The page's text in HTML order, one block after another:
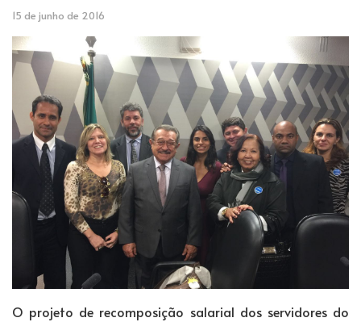
15 de junho de 2016
O projeto de recomposição salarial dos servidores do